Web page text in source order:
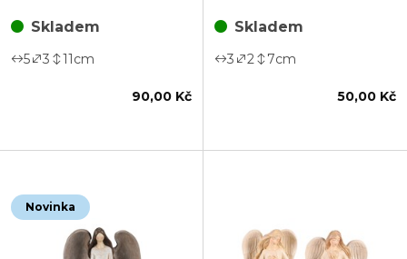
Skladem
5 3 11cm
90,00 Kč
Skladem
3 2 7cm
50,00 Kč
Novinka